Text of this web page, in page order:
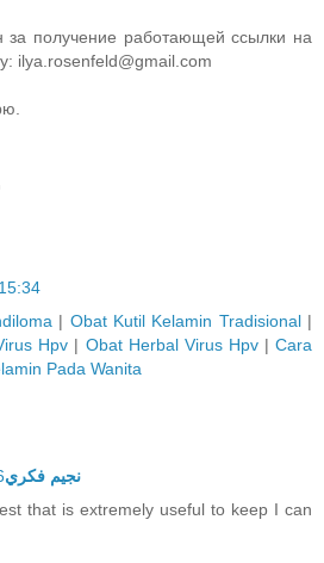
за получение работающей ссылки на
ilya.rosenfeld@gmail.com
| Obat Kutil Kelamin Tradisional|
Hpv | Obat Herbal Virus Hpv|Cara
Pada Wanita
نجيم فكري
that is extremely useful to keep I can